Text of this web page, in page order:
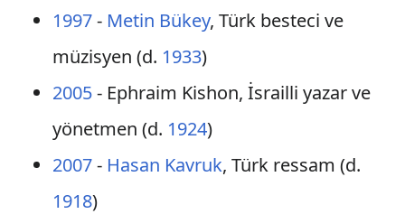
1997- Metin Bükey, Türk besteci ve
müzisyen (d. 1933)
2005- Ephraim Kishon, İsrailli yazar ve
yönetmen (d. 1924)
2007- Hasan Kavruk, Türk ressam (d.
1918)